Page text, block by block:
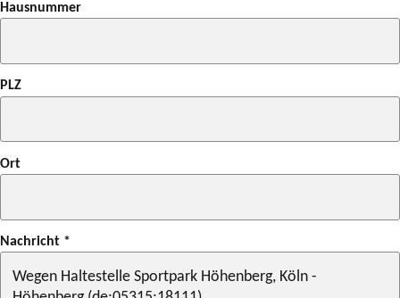
Hausnummer
PLZ
Ort
Nachricht *